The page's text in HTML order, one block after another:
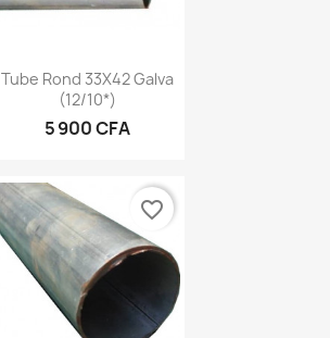
Tube Rond 33X42 Galva
(12/10*)
5 900 CFA
favorite_border